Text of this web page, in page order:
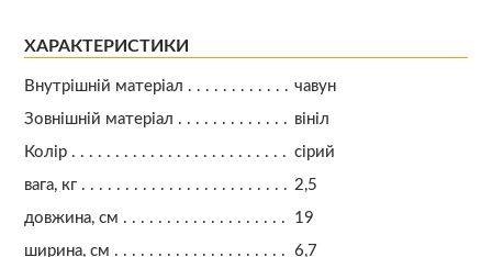
ХАРАКТЕРИСТИКИ
Внутрішній матеріал
чавун
Зовнішній матеріал
вініл
Колір
сірий
вага, кг
2,5
довжина, см
19
ширина, см
6,7